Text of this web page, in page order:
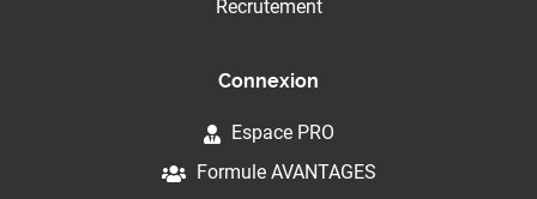
Recrutement
Connexion
Espace PRO
Formule AVANTAGES